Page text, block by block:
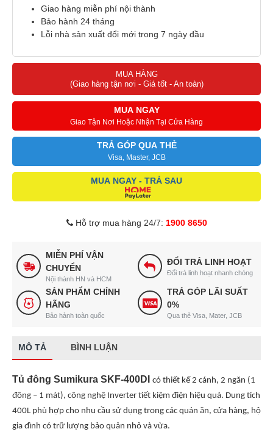
Giao hàng miễn phí nội thành
Bảo hành 24 tháng
Lỗi nhà sản xuất đổi mới trong 7 ngày đầu
MUA HÀNG
(Giao hàng tận nơi - Giá tốt - An toàn)
MUA NGAY
Giao Tận Nơi Hoặc Nhận Tại Cửa Hàng
TRẢ GÓP QUA THẺ
Visa, Master, JCB
MUA NGAY - TRẢ SAU
Hỗ trợ mua hàng 24/7: 1900 8650
MIỄN PHÍ VẬN
CHUYỂN
Nội thành HN và HCM
ĐỔI TRẢ LINH HOẠT
Đổi trả linh hoạt nhanh chóng
SẢN PHẨM CHÍNH
HÃNG
Bảo hành toàn quốc
TRẢ GÓP LÃI SUẤT
0%
Qua thẻ Visa, Mater, JCB
MÔ TẢ BÌNH LUẬN
Tủ đông Sumikura SKF-400DI có thiết kế 2 cánh, 2 ngăn (1
đông – 1 mát), công nghệ Inverter tiết kiệm điện hiệu quả. Dung tích
400L phù hợp cho nhu cầu sử dụng trong các quán ăn, cửa hàng, hộ
gia đình có trữ lượng bảo quản nhỏ và vừa.